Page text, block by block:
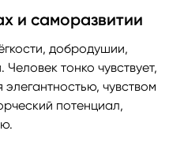
и саморазвитии
добродушии,
тонко чувствует,
элегантностью, чувством
потенциал,